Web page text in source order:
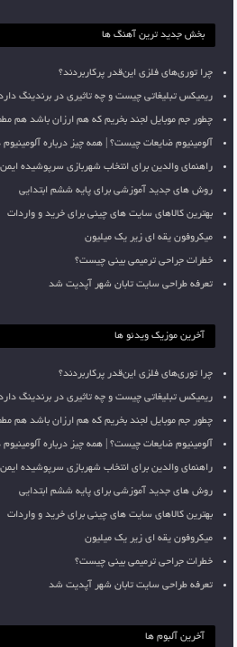
بخش جدید ترین آهنگ ها
چرا توری‌های فلزی این‌قدر پرکاربردند؟
ریمیکس تبلیغاتی چیست و چه تاثیری در برندینگ
چطور جم موبایل لجند بخریم که هم ارزان باشد هم
آلومینیوم ضایعات چیست؟ | همه چیز درباره
راهنمای والدین برای انتخاب شهربازی سرپوشیده
روش های جدید آموزشی برای پایه ششم ابتدایی
بهترین کالاهای سایت های چینی برای خرید و واردات
میکروفون یقه ای زیر یک میلیون
خطرات جراحی ترمیمی بینی چیست؟
تعرفه طراحی سایت تابان شهر آپدیت شد
آخرین موزیک ویدئو ها
چرا توری‌های فلزی این‌قدر پرکاربردند؟
ریمیکس تبلیغاتی چیست و چه تاثیری در برندینگ
چطور جم موبایل لجند بخریم که هم ارزان باشد هم
آلومینیوم ضایعات چیست؟ | همه چیز درباره
راهنمای والدین برای انتخاب شهربازی سرپوشیده
روش های جدید آموزشی برای پایه ششم ابتدایی
بهترین کالاهای سایت های چینی برای خرید و واردات
میکروفون یقه ای زیر یک میلیون
خطرات جراحی ترمیمی بینی چیست؟
تعرفه طراحی سایت تابان شهر آپدیت شد
آخرین آلبوم ها